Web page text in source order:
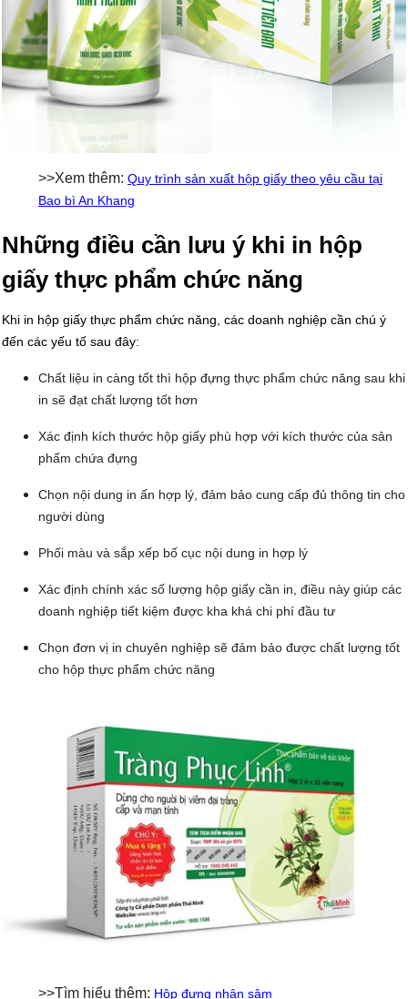
>>Xem thêm: Quy trình sản xuất hộp giấy theo yêu cầu tại
Bao bì An Khang
Những điều cần lưu ý khi in hộp
giấy thực phẩm chức năng
Khi in hộp giấy thực phẩm chức năng, các doanh nghiệp cần chú ý
đến các yếu tố sau đây:
Chất liệu in càng tốt thì hộp đựng thực phẩm chức năng sau khi
in sẽ đạt chất lượng tốt hơn
Xác định kích thước hộp giấy phù hợp với kích thước của sản
phẩm chứa đựng
Chọn nội dung in ấn hợp lý, đảm bảo cung cấp đủ thông tin cho
người dùng
Phối màu và sắp xếp bố cục nội dung in hợp lý
Xác định chính xác số lượng hộp giấy cần in, điều này giúp các
doanh nghiệp tiết kiệm được kha khá chi phí đầu tư
Chọn đơn vị in chuyên nghiệp sẽ đảm bảo được chất lượng tốt
cho hộp thực phẩm chức năng
>>Tìm hiểu thêm: Hộp đựng nhân sâm